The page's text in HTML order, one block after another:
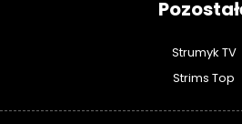
Strumyk TV
Strims Top